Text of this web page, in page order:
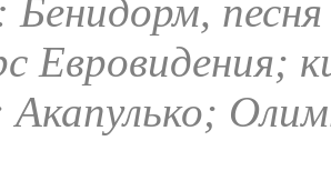
Бенидорм,
Евровидения;
Акапулько;